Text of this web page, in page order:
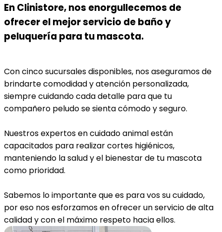
En Clinistore, nos enorgullecemos de
ofrecer el mejor servicio de baño y
peluquería para tu mascota.
Con cinco sucursales disponibles, nos aseguramos de
brindarte comodidad y atención personalizada,
siempre cuidando cada detalle para que tu
compañero peludo se sienta cómodo y seguro.
Nuestros expertos en cuidado animal están
capacitados para realizar cortes higiénicos,
manteniendo la salud y el bienestar de tu mascota
como prioridad.
Sabemos lo importante que es para vos su cuidado,
por eso nos esforzamos en ofrecer un servicio de alta
calidad y con el máximo respeto hacia ellos.